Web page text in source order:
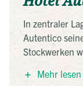
In zentraler
Autentico
Stockwerken
einen
Restaurant-
Mehr lesen